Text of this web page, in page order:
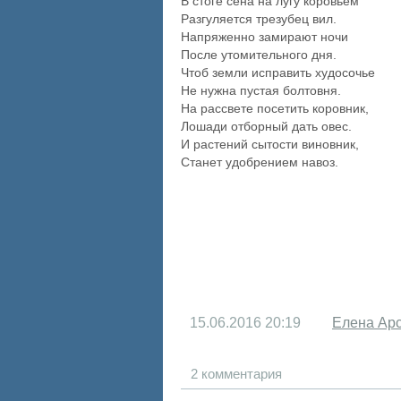
Разгуляется трезубец вил.
Напряженно замирают ночи
После утомительного дня.
Чтоб земли исправить худосочье
Не нужна пустая болтовня.
На рассвете посетить коровник,
Лошади отборный дать овес.
И растений сытости виновник,
Станет удобрением навоз.
15.06.2016 20:19 Елена
2 комментария